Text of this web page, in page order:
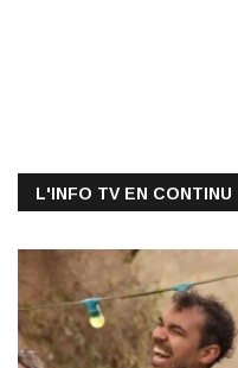
L'INFO TV EN CONTINU